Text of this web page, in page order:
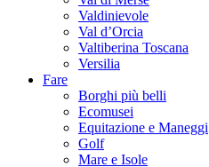
Valdinievole
Val d’Orcia
Valtiberina Toscana
Versilia
Fare
Borghi più belli
Ecomusei
Equitazione e Maneggi
Golf
Mare e Isole